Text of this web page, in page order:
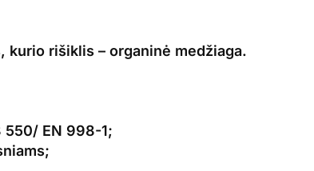
kurio rišiklis – organinė medžiaga.
550/ EN 998-1;